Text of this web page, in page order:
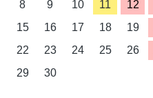
8
9 10 11 12
15
16 17 18 19
22
23 24 25 26
29
30